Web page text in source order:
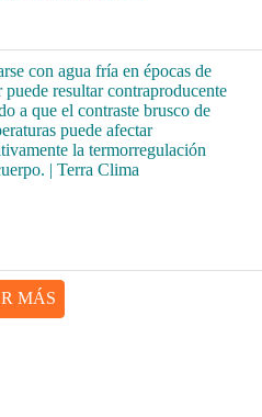
con agua fría en épocas de
puede resultar contraproducente
a que el contraste brusco de
puede afectar
la termorregulación
| Terra Clima
MÁS